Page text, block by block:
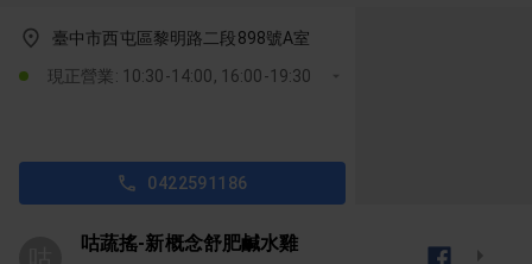
臺中市西屯區黎明路二段898號A室
現正營業: 10:30-14:00, 16:00-19:30
0422591186
咕蔬搖-新概念舒肥鹹水雞